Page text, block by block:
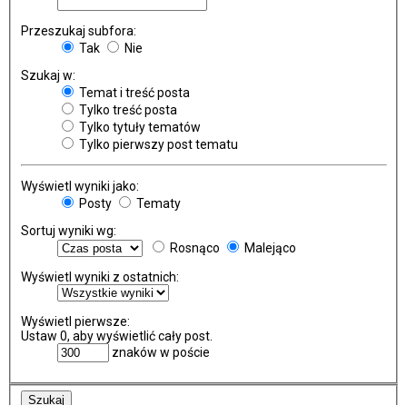
Przeszukaj subfora:
Tak
Nie
Szukaj w:
Temat i treść posta
Tylko treść posta
Tylko tytuły tematów
Tylko pierwszy post tematu
Wyświetl wyniki jako:
Posty
Tematy
Sortuj wyniki wg:
Rosnąco
Malejąco
Wyświetl wyniki z ostatnich:
Wyświetl pierwsze:
Ustaw 0, aby wyświetlić cały post.
znaków w poście